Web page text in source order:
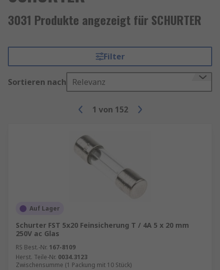
3031 Produkte angezeigt für SCHURTER
Filter
Sortieren nach Relevanz
1 von 152
Auf Lager
Schurter FST 5x20 Feinsicherung T / 4A 5 x 20 mm
250V ac Glas
RS Best.-Nr. 167-8109
Herst. Teile-Nr. 0034.3123
Zwischensumme (1 Packung mit 10 Stück)